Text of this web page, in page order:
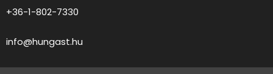
+36-1-802-7330
info@hungast.hu